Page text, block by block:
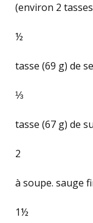
(environ 2
½
tasse (69 g) de
⅓
tasse (67 g) de
2
à soupe. sauge
1½